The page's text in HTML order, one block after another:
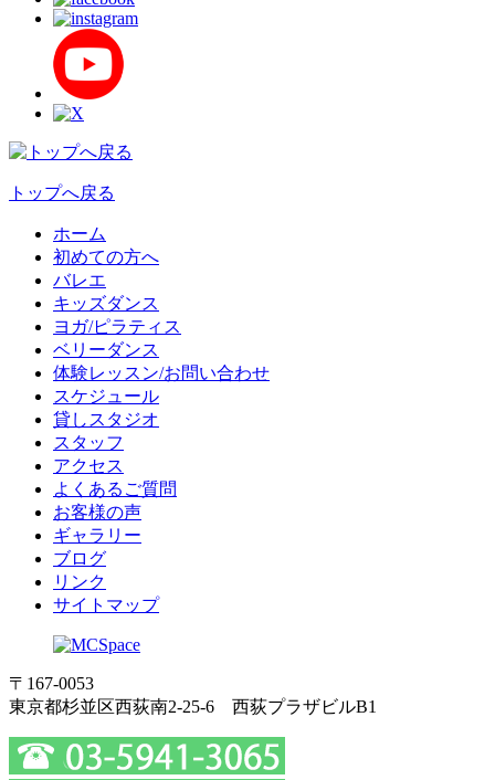
トップへ戻る
ホーム
初めての方へ
バレエ
キッズダンス
ヨガ/ピラティス
ベリーダンス
体験レッスン/お問い合わせ
スケジュール
貸しスタジオ
スタッフ
アクセス
よくあるご質問
お客様の声
ギャラリー
ブログ
リンク
サイトマップ
〒167-0053
東京都杉並区西荻南2-25-6 西荻プラザビルB1